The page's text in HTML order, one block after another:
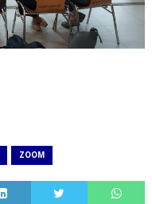
ZOOM